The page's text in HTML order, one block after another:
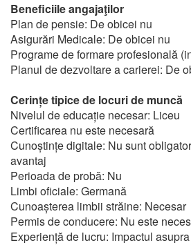
Beneficiile angajaţilor
Plan de pensie: De obicei nu
Asigurări Medicale: De obicei nu
Programe de formare profesională
Planul de dezvoltare a carierei: De
Cerințe tipice de locuri de muncă
Nivelul de educație necesar: Liceu
Certificarea nu este necesară
Cunoștințe digitale: Nu sunt
avantaj
Perioada de probă: Nu
Limbi oficiale: Germană
Cunoașterea limbii străine: Necesar
Permis de conducere: Nu este
Experiență de lucru: Impactul